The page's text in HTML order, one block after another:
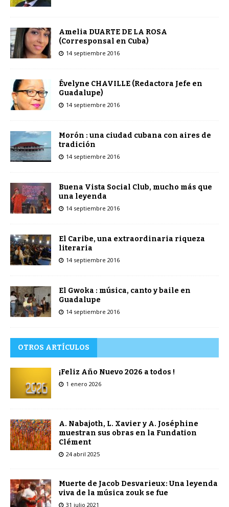
Amelia DUARTE DE LA ROSA
(Corresponsal en Cuba)
14 septiembre 2016
Évelyne CHAVILLE (Redactora Jefe en
Guadalupe)
14 septiembre 2016
Morón : una ciudad cubana con aires de
tradición
14 septiembre 2016
Buena Vista Social Club, mucho más que
una leyenda
14 septiembre 2016
El Caribe, una extraordinaria riqueza
literaria
14 septiembre 2016
El Gwoka : música, canto y baile en
Guadalupe
14 septiembre 2016
OTROS ARTÍCULOS
¡Feliz Año Nuevo 2026 a todos !
1 enero 2026
A. Nabajoth, L. Xavier y A. Joséphine
muestran sus obras en la Fundation
Clément
24 abril 2025
Muerte de Jacob Desvarieux: Una leyenda
viva de la música zouk se fue
31 julio 2021